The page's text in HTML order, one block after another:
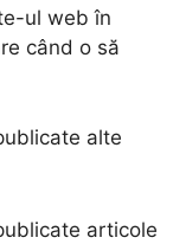
ul web în
când o să
alte
articole